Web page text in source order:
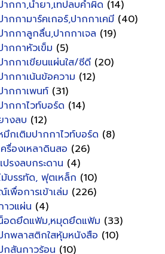
ากกา,น้ำยา,เทปลบคำผิด (14)
ากกามาร์คเกอร์,ปากกาเคมี (40)
ากกาลูกลื่น,ปากกาเจล (19)
ากกาหัวเข็ม (5)
ากกาเขียนแผ่นใส/ซีดี (20)
ากกาเน้นข้อความ (12)
ากกาเพนท์ (31)
ากกาไวท์บอร์ด (14)
างลบ (12)
มึกเติมปากกาไวท์บอร์ด (8)
ครื่องเหลาดินสอ (26)
ปรงลบกระดาน (4)
ม้บรรทัด, ฟุตเหล็ก (10)
พื่อการเข้าเล่ม (226)
าวแผ่น (4)
อดยึดแฟ้ม,หมุดยึดแฟ้ม (33)
กพลาสติกใสหุ้มหนังสือ (10)
กสันกาวร้อน (10)